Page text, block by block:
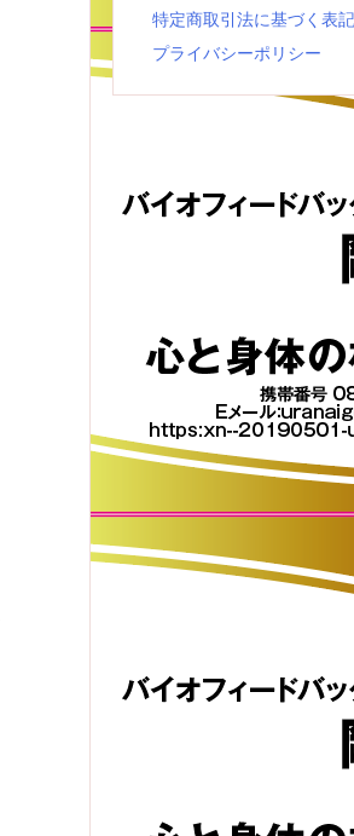
特定商取引法に基づく表記
プライバシーポリシー